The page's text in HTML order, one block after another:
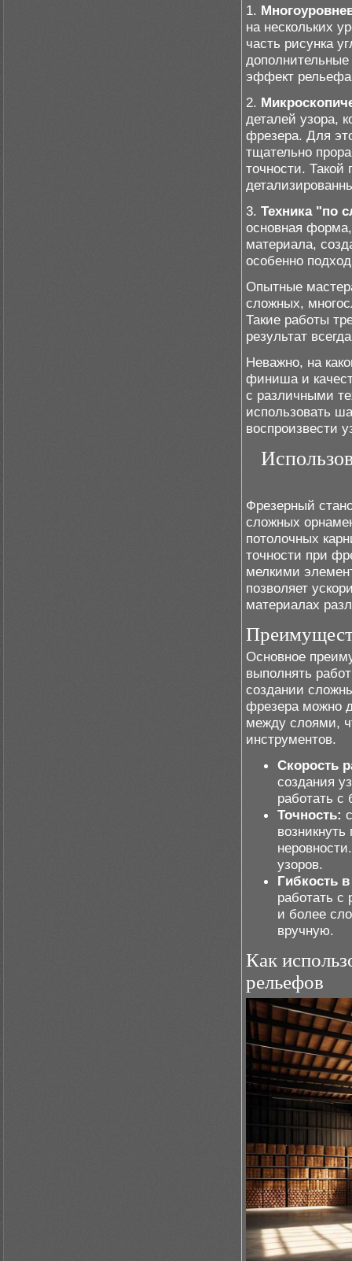
1.
на нескольких
часть рисунка
эффект
2.
деталей узора,
фрезера. Для
тщательно
точности. Такой
3. Техника "по
основная
материала,
особенно
Опытные
сложных,
Такие работы
результат
Неважно, на
финиша и
с различными
использовать
воспроизвести
Фрезерный
сложных
потолочных
точности при
мелкими
позволяет
материалах
Основное
выполнять
создании
фрезера можно
между слоями,
инструментов.
Скорость
создания
работать
Точность:
узоров.
Гибкость
работать с
и более
вручную.
Как
рельефов